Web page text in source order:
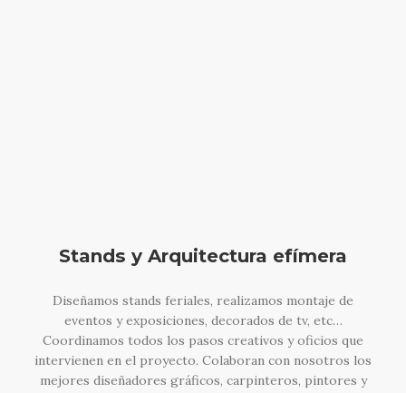
Stands y Arquitectura efímera
Diseñamos stands feriales, realizamos montaje de
eventos y exposiciones, decorados de tv, etc…
Coordinamos todos los pasos creativos y oficios que
intervienen en el proyecto. Colaboran con nosotros los
mejores diseñadores gráficos, carpinteros, pintores y